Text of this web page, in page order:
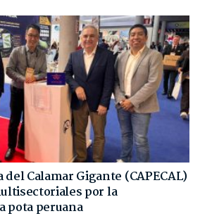
del Calamar Gigante (CAPECAL)
por la
pota peruana